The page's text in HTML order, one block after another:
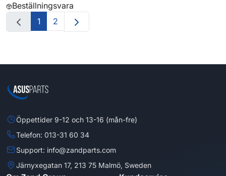
Beställningsvara
1
2
Öppettider 9-12 och 13-16 (mån-fre)
Telefon: 013-31 60 34
Support: info@zandparts.com
Järnyxegatan 17, 213 75 Malmö, Sweden